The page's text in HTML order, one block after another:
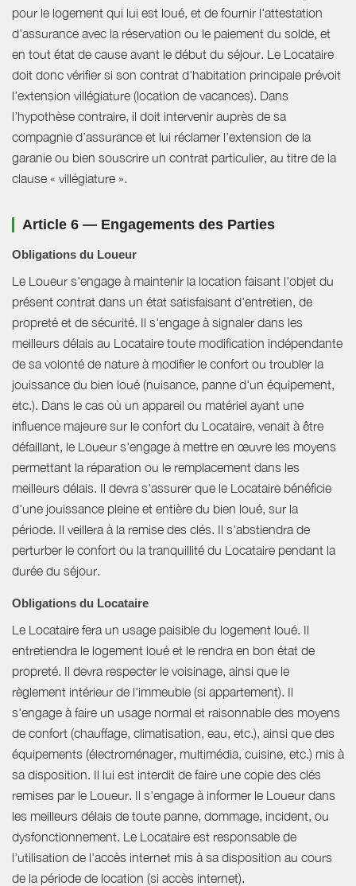
pour le logement qui lui est loué, et de fournir l'attestation
d'assurance avec la réservation ou le paiement du solde, et
en tout état de cause avant le début du séjour. Le Locataire
doit donc vérifier si son contrat d'habitation principale prévoit
l’extension villégiature (location de vacances). Dans
l’hypothèse contraire, il doit intervenir auprès de sa
compagnie d’assurance et lui réclamer l’extension de la
garanie ou bien souscrire un contrat particulier, au titre de la
clause « villégiature ».
Article 6 — Engagements des Parties
Obligations du Loueur
Le Loueur s'engage à maintenir la location faisant l'objet du
présent contrat dans un état satisfaisant d'entretien, de
propreté et de sécurité. Il s'engage à signaler dans les
meilleurs délais au Locataire toute modification indépendante
de sa volonté de nature à modifier le confort ou troubler la
jouissance du bien loué (nuisance, panne d'un équipement,
etc.). Dans le cas où un appareil ou matériel ayant une
influence majeure sur le confort du Locataire, venait à être
défaillant, le Loueur s'engage à mettre en œuvre les moyens
permettant la réparation ou le remplacement dans les
meilleurs délais. Il devra s'assurer que le Locataire bénéficie
d'une jouissance pleine et entière du bien loué, sur la
période. Il veillera à la remise des clés. Il s'abstiendra de
perturber le confort ou la tranquillité du Locataire pendant la
durée du séjour.
Obligations du Locataire
Le Locataire fera un usage paisible du logement loué. Il
entretiendra le logement loué et le rendra en bon état de
propreté. Il devra respecter le voisinage, ainsi que le
règlement intérieur de l'immeuble (si appartement). Il
s'engage à faire un usage normal et raisonnable des moyens
de confort (chauffage, climatisation, eau, etc.), ainsi que des
équipements (électroménager, multimédia, cuisine, etc.) mis à
sa disposition. Il lui est interdit de faire une copie des clés
remises par le Loueur. Il s'engage à informer le Loueur dans
les meilleurs délais de toute panne, dommage, incident, ou
dysfonctionnement. Le Locataire est responsable de
l'utilisation de l'accès internet mis à sa disposition au cours
de la période de location (si accès internet).